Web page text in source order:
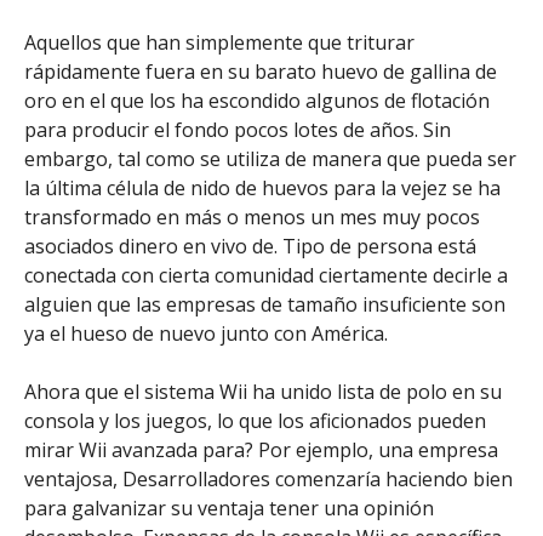
Aquellos que han simplemente que triturar
rápidamente fuera en su barato huevo de gallina de
oro en el que los ha escondido algunos de flotación
para producir el fondo pocos lotes de años. Sin
embargo, tal como se utiliza de manera que pueda ser
la última célula de nido de huevos para la vejez se ha
transformado en más o menos un mes muy pocos
asociados dinero en vivo de. Tipo de persona está
conectada con cierta comunidad ciertamente decirle a
alguien que las empresas de tamaño insuficiente son
ya el hueso de nuevo junto con América.
Ahora que el sistema Wii ha unido lista de polo en su
consola y los juegos, lo que los aficionados pueden
mirar Wii avanzada para? Por ejemplo, una empresa
ventajosa, Desarrolladores comenzaría haciendo bien
para galvanizar su ventaja tener una opinión